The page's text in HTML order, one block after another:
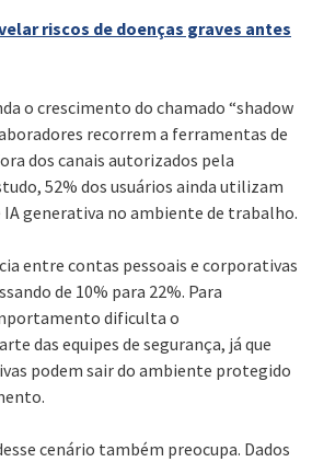
riscos de doenças graves antes
o crescimento do chamado “shadow
recorrem a ferramentas de
dos canais autorizados pela
52% dos usuários ainda utilizam
IA generativa no ambiente de trabalho.
entre contas pessoais e corporativas
de 10% para 22%. Para
dificulta o
das equipes de segurança, já que
podem sair do ambiente protegido
cenário também preocupa. Dados